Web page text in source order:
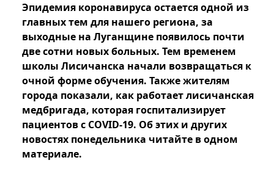
Эпидемия коронавируса остается одной из
главных тем для нашего региона, за
выходные на Луганщине появилось почти
две сотни новых больных. Тем временем
школы Лисичанска начали возвращаться к
очной форме обучения. Также жителям
города показали, как работает лисичанская
медбригада, которая госпитализирует
пациентов с COVID-19. Об этих и других
новостях понедельника читайте в одном
материале.